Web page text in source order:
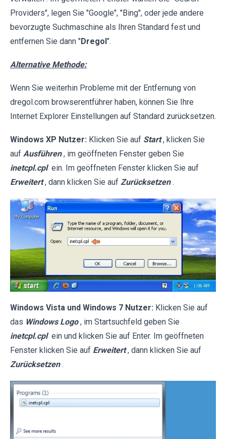
Providers", legen Sie "Google", "Bing", oder jede andere
bevorzugte Suchmaschine als Ihren Standard fest und
entfernen Sie dann "Dregol ".
Alternative Methode:
Wenn Sie weiterhin Probleme mit der Entfernung von
dregol.com browserentführer haben, können Sie Ihre
Internet Explorer Einstellungen auf Standard zurücksetzen.
Windows XP Nutzer: Klicken Sie auf Start , klicken Sie
auf Ausführen , im geöffneten Fenster geben Sie
inetcpl.cpl ein. Im geöffneten Fenster klicken Sie auf
Erweitert , dann klicken Sie auf Zurücksetzen .
Windows Vista und Windows 7 Nutzer: Klicken Sie auf
das Windows Logo , im Startsuchfeld geben Sie
inetcpl.cpl ein und klicken Sie auf Enter. Im geöffneten
Fenster klicken Sie auf Erweitert , dann klicken Sie auf
Zurücksetzen .